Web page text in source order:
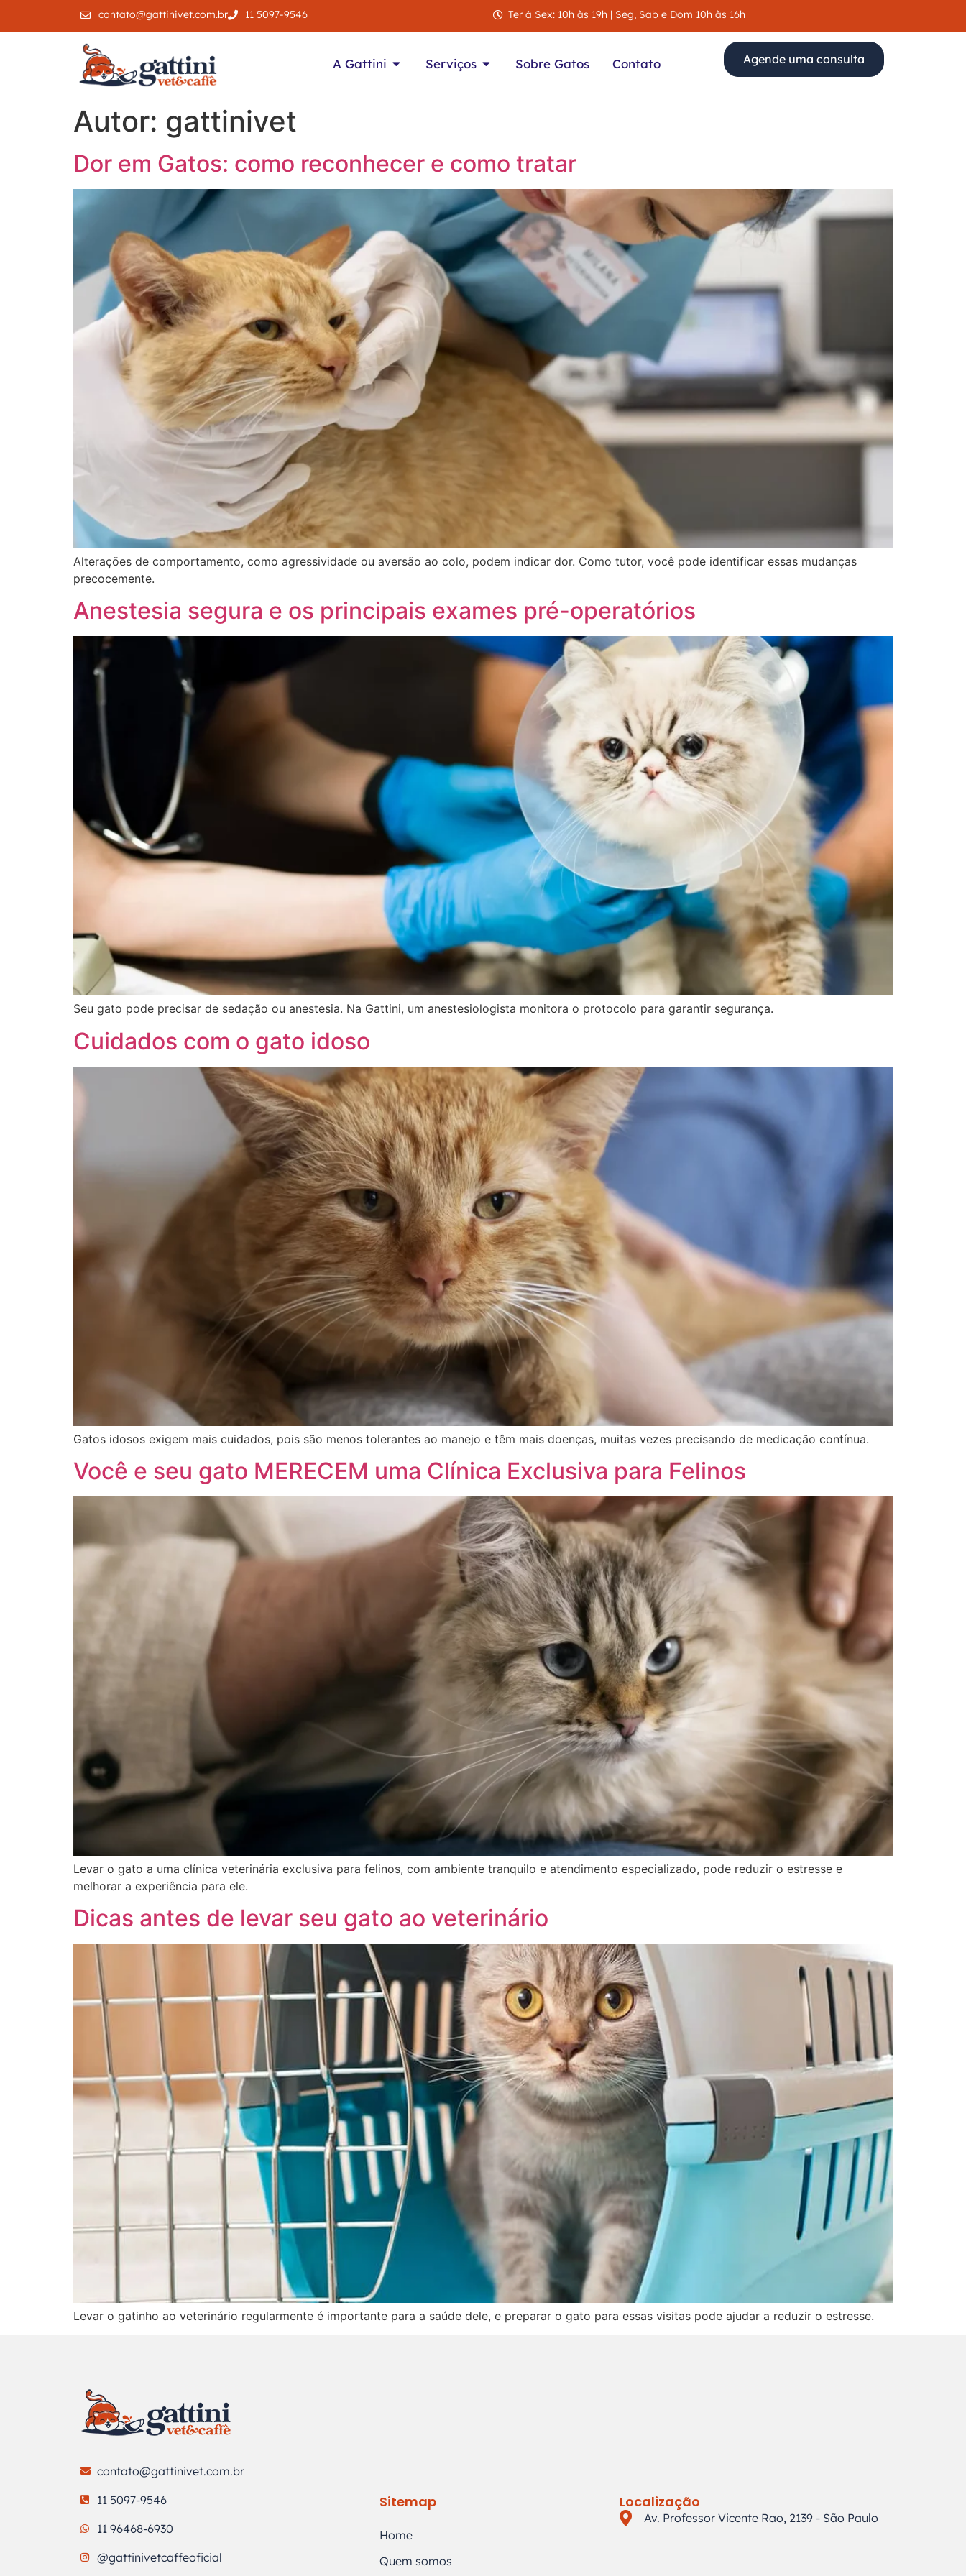
contato@gattinivet.com.br 11 5097-9546 Ter à Sex: 10h às 19h | Seg, Sab e Dom 10h às 16h
A Gattini Serviços Sobre Gatos Contato Agende uma consulta
Autor: gattinivet
Dor em Gatos: como reconhecer e como tratar
Alterações de comportamento, como agressividade ou aversão ao colo, podem indicar dor. Como tutor, você pode identificar essas mudanças
precocemente.
Anestesia segura e os principais exames pré-operatórios
Seu gato pode precisar de sedação ou anestesia. Na Gattini, um anestesiologista monitora o protocolo para garantir segurança.
Cuidados com o gato idoso
Gatos idosos exigem mais cuidados, pois são menos tolerantes ao manejo e têm mais doenças, muitas vezes precisando de medicação contínua.
Você e seu gato MERECEM uma Clínica Exclusiva para Felinos
Levar o gato a uma clínica veterinária exclusiva para felinos, com ambiente tranquilo e atendimento especializado, pode reduzir o estresse e
melhorar a experiência para ele.
Dicas antes de levar seu gato ao veterinário
Levar o gatinho ao veterinário regularmente é importante para a saúde dele, e preparar o gato para essas visitas pode ajudar a reduzir o estresse.
contato@gattinivet.com.br
11 5097-9546
11 96468-6930
@gattinivetcaffeoficial
Sitemap
Home
Quem somos
Localização
Av. Professor Vicente Rao, 2139 - São Paulo